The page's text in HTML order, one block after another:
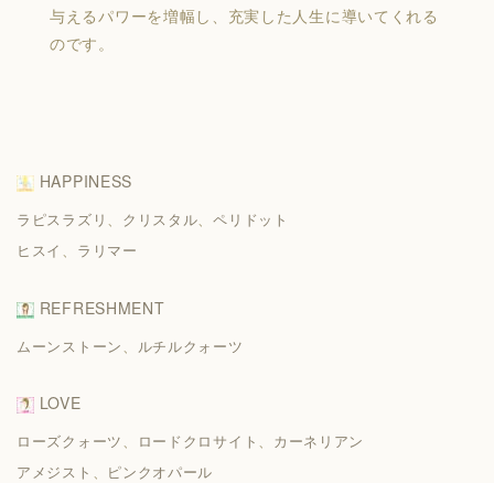
与えるパワーを増幅し、充実した人生に導いてくれる
のです。
HAPPINESS
ラピスラズリ 、 クリスタル、ペリドット
ヒスイ 、 ラリマー
REFRESHMENT
ムーンストーン、 ルチルクォーツ
LOVE
ローズクォーツ、 ロードクロサイト 、
カーネリアン
アメジスト 、 ピンクオパール